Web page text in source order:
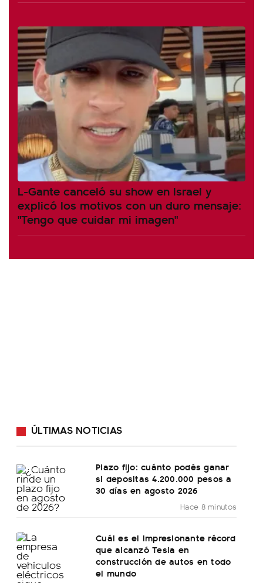
L-Gante canceló su show en Israel y
explicó los motivos con un duro mensaje:
"Tengo que cuidar mi imagen"
ÚLTIMAS NOTICIAS
Plazo fijo: cuánto podés ganar
si depositas 4.200.000 pesos a
30 días en agosto 2026
Hace 8 minutos
Cuál es el impresionante récord
que alcanzó Tesla en
construcción de autos en todo
el mundo